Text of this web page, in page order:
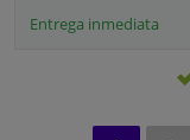
Entrega inmediata